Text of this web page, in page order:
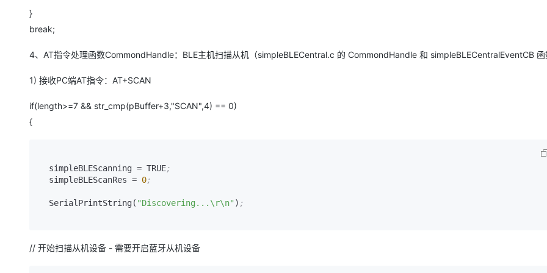
}
break;
4、AT指令处理函数CommondHandle：BLE主机扫描从机（simpleBLECentral.c 的 CommondHandle 和 simpleBLECentralEventCB 函
1) 接收PC端AT指令：AT+SCAN
if(length>=7 && str_cmp(pBuffer+3,"SCAN",4) == 0)
{
  simpleBLEScanning
= TRUE;
  simpleBLEScanRes
= 0;
  SerialPrintString(
"Discovering...\r\n" ) ;
// 开始扫描从机设备 - 需要开启蓝牙从机设备